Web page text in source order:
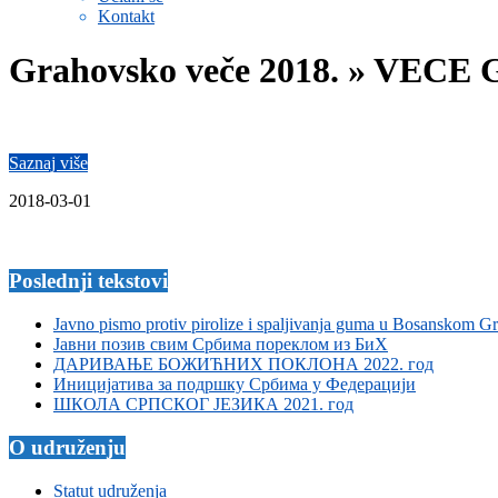
Kontakt
Grahovsko veče 2018. » VECE
Saznaj više
2018-03-01
Poslednji tekstovi
Javno pismo protiv pirolize i spaljivanja guma u Bosanskom
Јавни позив свим Србима пореклом из БиХ
ДАРИВАЊЕ БОЖИЋНИХ ПОКЛОНА 2022. год
Иницијатива за подршку Србима у Федерацији
ШКОЛА СРПСКОГ ЈЕЗИКА 2021. год
O udruženju
Statut udruženja